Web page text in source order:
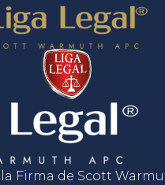
Firma de Scott